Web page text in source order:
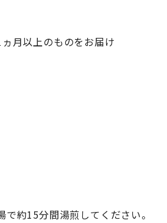
月以上のものをお届け
約15分間湯煎してください。